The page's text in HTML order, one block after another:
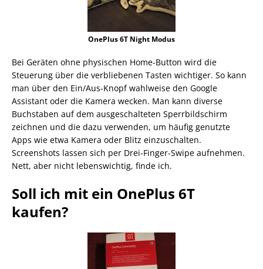
OnePlus 6T Night Modus
Bei Geräten ohne physischen Home-Button wird die
Steuerung über die verbliebenen Tasten wichtiger. So kann
man über den Ein/Aus-Knopf wahlweise den Google
Assistant oder die Kamera wecken. Man kann diverse
Buchstaben auf dem ausgeschalteten Sperrbildschirm
zeichnen und die dazu verwenden, um häufig genutzte
Apps wie etwa Kamera oder Blitz einzuschalten.
Screenshots lassen sich per Drei-Finger-Swipe aufnehmen.
Nett, aber nicht lebenswichtig, finde ich.
Soll ich mit ein OnePlus 6T
kaufen?